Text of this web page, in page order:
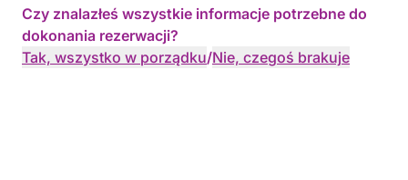
Czy znalazłeś wszystkie informacje potrzebne do
dokonania rezerwacji?
Tak, wszystko w porządku/Nie, czegoś brakuje